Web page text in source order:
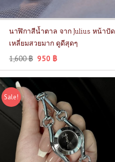
นาฬิกาสีน้ำตาล จาก Julius หน้าปัด
เหลี่ยมสวยมาก ดูดีสุดๆ
1,600฿ 950 ฿
Sale!